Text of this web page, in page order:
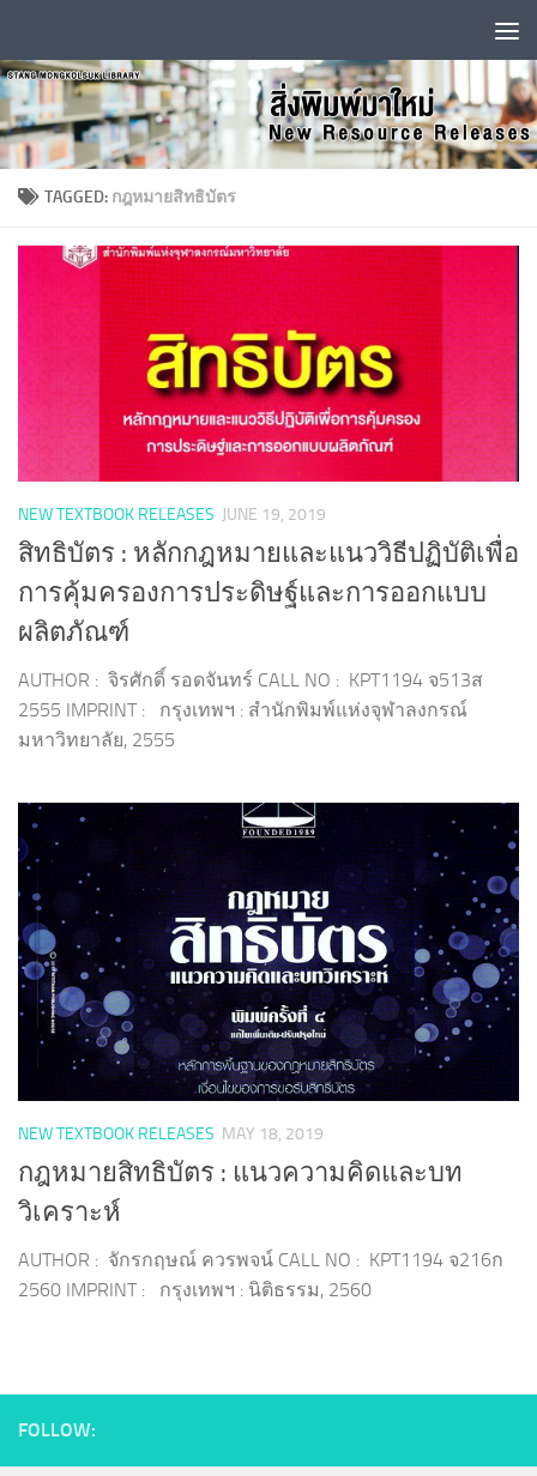
TAGGED: กฎหมายสิทธิบัตร
NEW TEXTBOOK RELEASES JUNE 19, 2019
สิทธิบัตร : หลักกฎหมายและแนววิธีปฏิบัติเพื่อ
การคุ้มครองการประดิษฐ์และการออกแบบ
ผลิตภัณฑ์
AUTHOR : จิรศักดิ์ รอดจันทร์ CALL NO : KPT1194 จ513ส
2555 IMPRINT : กรุงเทพฯ : สำนักพิมพ์แห่งจุฬาลงกรณ์
มหาวิทยาลัย, 2555
NEW TEXTBOOK RELEASES MAY 18, 2019
กฎหมายสิทธิบัตร : แนวความคิดและบท
วิเคราะห์
AUTHOR : จักรกฤษณ์ ควรพจน์ CALL NO : KPT1194 จ216ก
2560 IMPRINT : กรุงเทพฯ : นิติธรรม, 2560
FOLLOW: